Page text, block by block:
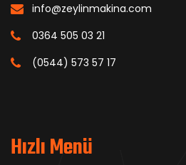
info@zeylinmakina.com
0364 505 03 21
(0544) 573 57 17
Hızlı Menü